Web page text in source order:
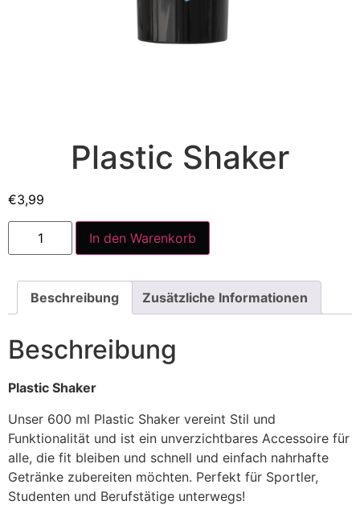
Plastic Shaker
€3,99
In den Warenkorb
Beschreibung Zusätzliche Informationen
Beschreibung
Plastic Shaker
Unser 600 ml Plastic Shaker vereint Stil und
Funktionalität und ist ein unverzichtbares Accessoire für
alle, die fit bleiben und schnell und einfach nahrhafte
Getränke zubereiten möchten. Perfekt für Sportler,
Studenten und Berufstätige unterwegs!